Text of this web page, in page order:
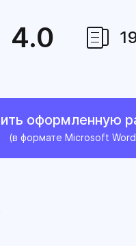
4.0
оформленную
(в формате Microsoft